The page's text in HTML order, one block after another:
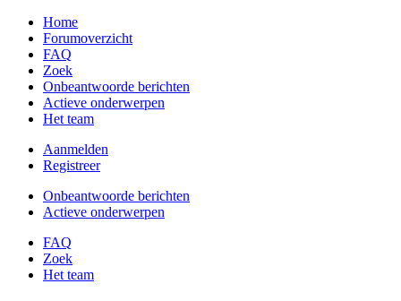
Home
Forumoverzicht
FAQ
Zoek
Onbeantwoorde berichten
Actieve onderwerpen
Het team
Aanmelden
Registreer
Onbeantwoorde berichten
Actieve onderwerpen
FAQ
Zoek
Het team